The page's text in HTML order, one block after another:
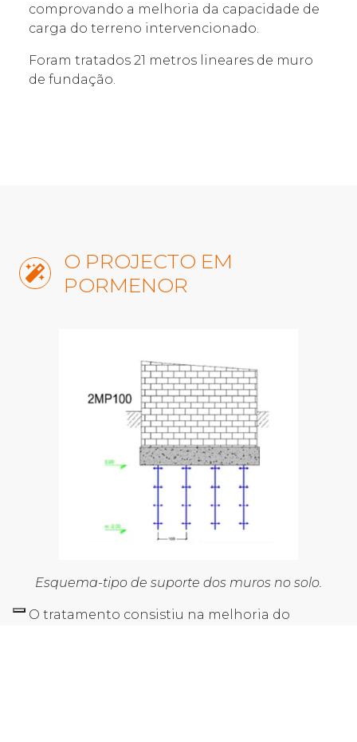
comprovando a melhoria da capacidade de
carga do terreno intervencionado.
Foram tratados 21 metros lineares de muro
de fundação.
O PROJECTO EM
PORMENOR
Esquema-tipo de suporte dos muros no solo.
O tratamento consistiu na melhoria do